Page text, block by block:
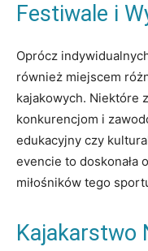
Festiwale i
Oprócz
również miejscem
kajakowych. Niektóre
konkurencjom i
edukacyjny czy
evencie to doskonała
miłośników tego
Kajakarstwo